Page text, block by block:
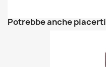
Potrebbe anche piacerti